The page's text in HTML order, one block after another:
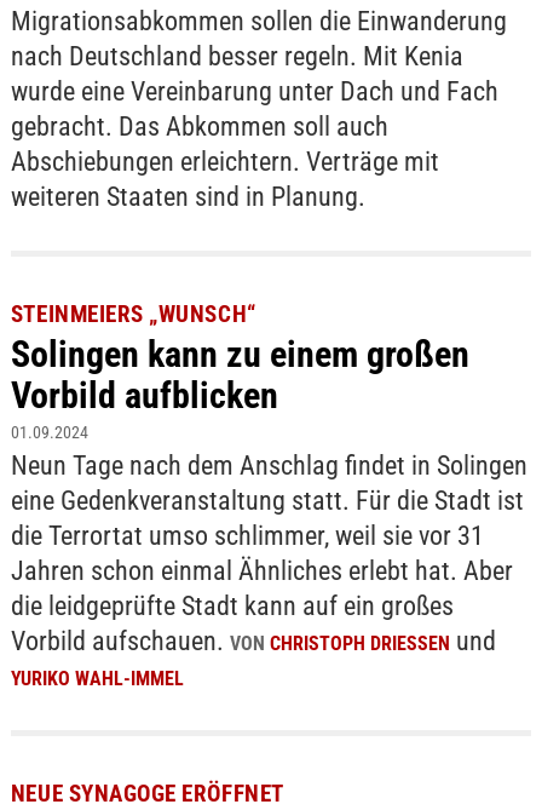
Migrationsabkommen sollen die Einwanderung
nach Deutschland besser regeln. Mit Kenia
wurde eine Vereinbarung unter Dach und Fach
gebracht. Das Abkommen soll auch
Abschiebungen erleichtern. Verträge mit
weiteren Staaten sind in Planung.
STEINMEIERS „WUNSCH“
Solingen kann zu einem großen
Vorbild aufblicken
01.09.2024
Neun Tage nach dem Anschlag findet in Solingen
eine Gedenkveranstaltung statt. Für die Stadt ist
die Terrortat umso schlimmer, weil sie vor 31
Jahren schon einmal Ähnliches erlebt hat. Aber
die leidgeprüfte Stadt kann auf ein großes
Vorbild aufschauen. VON CHRISTOPH DRIESSEN und
YURIKO WAHL-IMMEL
NEUE SYNAGOGE ERÖFFNET